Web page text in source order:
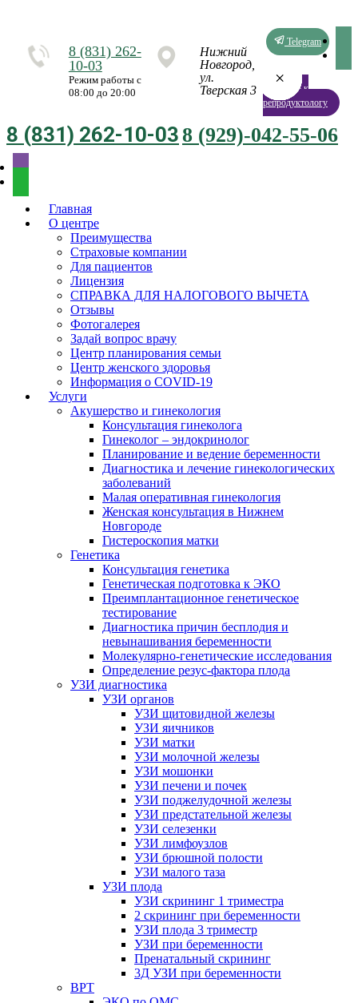
8 (831) 262-
10-03
Режим работы с
08:00 до 20:00
Нижний
Новгород,
ул.
Тверская 3
Telegram
Запись к
репродуктологу
8 (831) 262-10-038 (929)-042-55-06
Главная
О центре
Преимущества
Страховые компании
Для пациентов
Лицензия
СПРАВКА ДЛЯ НАЛОГОВОГО ВЫЧЕТА
Отзывы
Фотогалерея
Задай вопрос врачу
Центр планирования семьи
Центр женского здоровья
Информация о COVID-19
Услуги
Акушерство и гинекология
Консультация гинеколога
Гинеколог – эндокринолог
Планирование и ведение беременности
Диагностика и лечение гинекологических
заболеваний
Малая оперативная гинекология
Женская консультация в Нижнем
Новгороде
Гистероскопия матки
Генетика
Консультация генетика
Генетическая подготовка к ЭКО
Преимплантационное генетическое
тестирование
Диагностика причин бесплодия и
невынашивания беременности
Молекулярно-генетические исследования
Определение резус-фактора плода
УЗИ диагностика
УЗИ органов
УЗИ щитовидной железы
УЗИ яичников
УЗИ матки
УЗИ молочной железы
УЗИ мошонки
УЗИ печени и почек
УЗИ поджелудочной железы
УЗИ предстательной железы
УЗИ селезенки
УЗИ лимфоузлов
УЗИ брюшной полости
УЗИ малого таза
УЗИ плода
УЗИ скрининг 1 триместра
2 скрининг при беременности
УЗИ плода 3 триместр
УЗИ при беременности
Пренатальный скрининг
3Д УЗИ при беременности
ВРТ
×
×
×
×
×
×
×
×